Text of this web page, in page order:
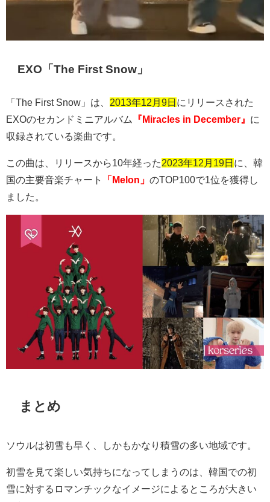
EXO 「The First Snow 」
「The First Snow」は、 2013年12月9日 にリリースされた
EXOのセカンドミニアルバム 『Miracles in December』 に
収録されている楽曲です。
この曲は、リリースから10年経った2023年12月19日 に、韓
国の主要音楽チャート
「Melon」 のTOP100で1 位を獲得し
ました。
まとめ
ソウルは初雪も早く、しかもかなり積雪の多い地域です。
初雪を見て楽しい気持ちになってしまうのは、韓国での初
雪に対するロマンチックなイメージによるところが大きい